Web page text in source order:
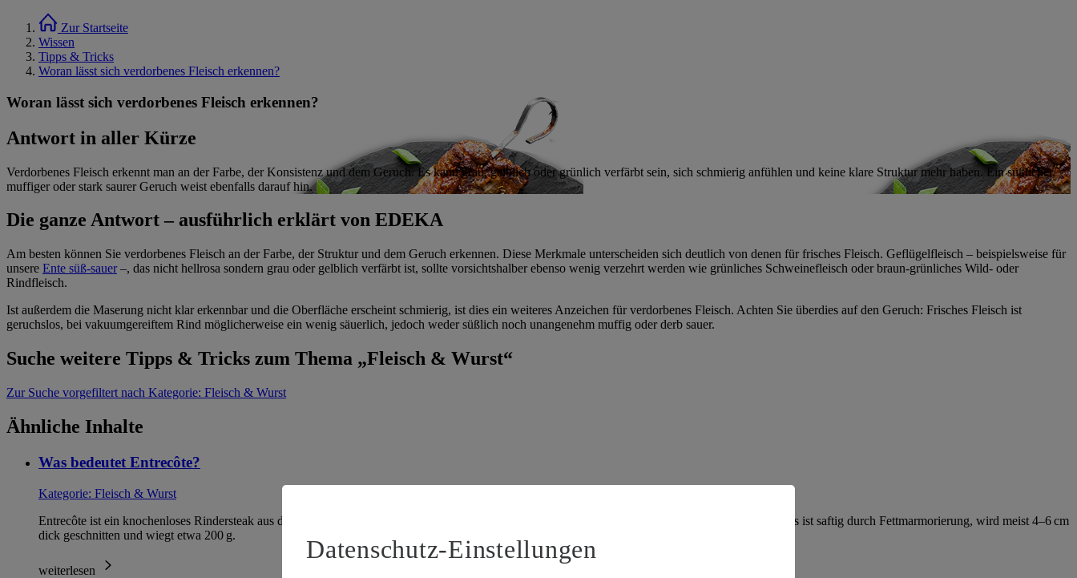
Zur Startseite
Wissen
Tipps & Tricks
Woran lässt sich verdorbenes Fleisch erkennen?
Woran lässt sich verdorbenes Fleisch erkennen?
Antwort in aller Kürze
Verdorbenes Fleisch erkennt man an der Farbe, der Konsistenz und dem Geruch. Es kann grau, gelblich oder grünlich verfärbt sein, sich schmierig anfühlen und keine klare Struktur mehr haben. Ein süßlicher,
muffiger oder stark saurer Geruch weist ebenfalls darauf hin.
Die ganze Antwort – ausführlich erklärt von EDEKA
Am besten können Sie verdorbenes Fleisch an der Farbe, der Struktur und dem Geruch erkennen. Diese Merkmale unterscheiden sich deutlich von denen für frisches Fleisch. Geflügelfleisch – beispielsweise für
unsere Ente süß-sauer–, das nicht hellrosa sondern grau oder gelblich verfärbt ist, sollte vorsichtshalber ebenso wenig verzehrt werden wie grünliches Schweinefleisch oder braun-grünliches Wild- oder
Rindfleisch.
Ist außerdem die Maserung nicht klar erkennbar und die Oberfläche erscheint schmierig, ist dies ein weiteres Anzeichen für verdorbenes Fleisch. Achten Sie überdies auf den Geruch: Frisches Fleisch ist
geruchslos, bei vakuumgereiftem Rind möglicherweise ein wenig säuerlich, jedoch weder süßlich noch unangenehm muffig oder derb sauer.
Suche weitere Tipps & Tricks zum Thema „Fleisch & Wurst“
Zur Suche vorgefiltert nach Kategorie: Fleisch & Wurst
Ähnliche Inhalte
Was bedeutet Entrecôte?
Kategorie: Fleisch & Wurst
Entrecôte ist ein knochenloses Rindersteak aus dem Endstück der Hohen Rippe: „Entre“ bedeutet auf Französisch „zwischen“, „côte“ ist die Rippe. Es ist saftig durch Fettmarmorierung, wird meist 4–6 cm
dick geschnitten und wiegt etwa 200 g.
weiterlesen
Datenschutz-Einstellungen